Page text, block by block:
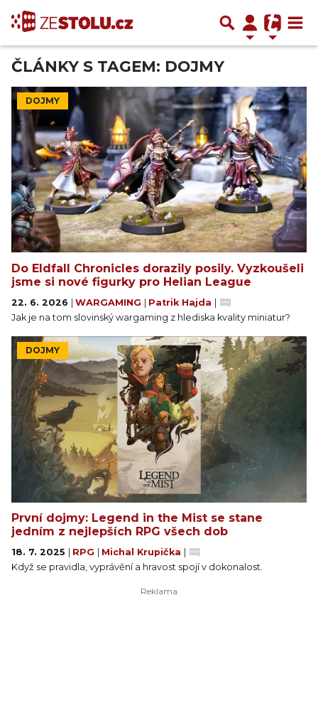
ČLÁNKY S TAGEM: DOJMY
DOJMY
Do Eldfall Chronicles dorazily posily. Vyzkoušeli
jsme si nové figurky pro Helian League
22. 6. 2026 WARGAMING Patrik Hajda
Jak je na tom slovinský wargaming z hlediska kvality miniatur?
DOJMY
První dojmy: Legend in the Mist se stane
jedním z nejlepších RPG všech dob
18. 7. 2025 RPG Michal Krupička
Když se pravidla, vyprávění a hravost spojí v dokonalost.